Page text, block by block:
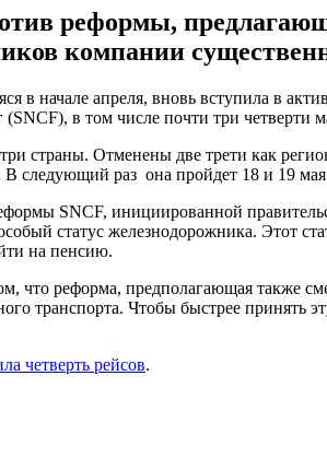
реформы,
компании
в начале апреля, вновь вступила в
в том числе почти три четверти
страны. Отменены две трети как
следующий раз она пройдет 18 и 19
SNCF, инициированной
статус железнодорожника. Этот
на пенсию.
что реформа, предполагающая
транспорта. Чтобы быстрее
четверть рейсов.